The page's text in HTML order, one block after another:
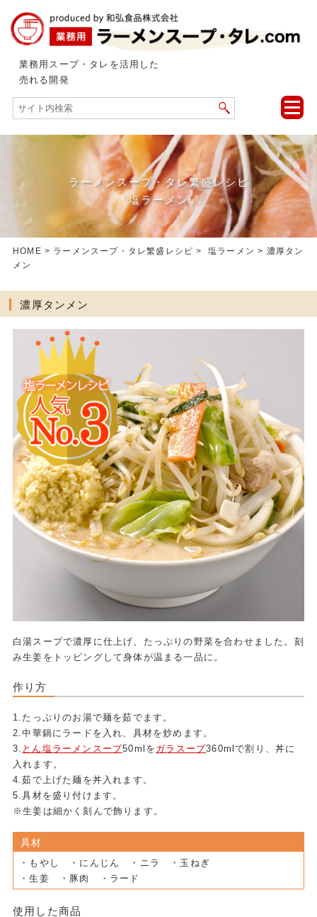
業務用スープ・タレを活用した
売れる開発
toggle
ラーメンスープ・タレ繁盛レシピ
「塩ラーメン」
HOME > ラーメンスープ・タレ繁盛レシピ >塩ラーメン > 濃厚タン
メン
濃厚タンメン
白湯スープで濃厚に仕上げ、たっぷりの野菜を合わせました。刻
み生姜をトッピングして身体が温まる一品に。
作り方
1.たっぷりのお湯で麺を茹でます。
2.中華鍋にラードを入れ、具材を炒めます。
3. とん塩ラーメンスープ50mlを ガラスープ360mlで割り、丼に
入れます。
4.茹で上げた麺を丼入れます。
5.具材を盛り付けます。
※生姜は細かく刻んで飾ります。
具材
・もやし ・にんじん ・ニラ ・玉ねぎ
・生姜 ・豚肉 ・ラード
使用した商品